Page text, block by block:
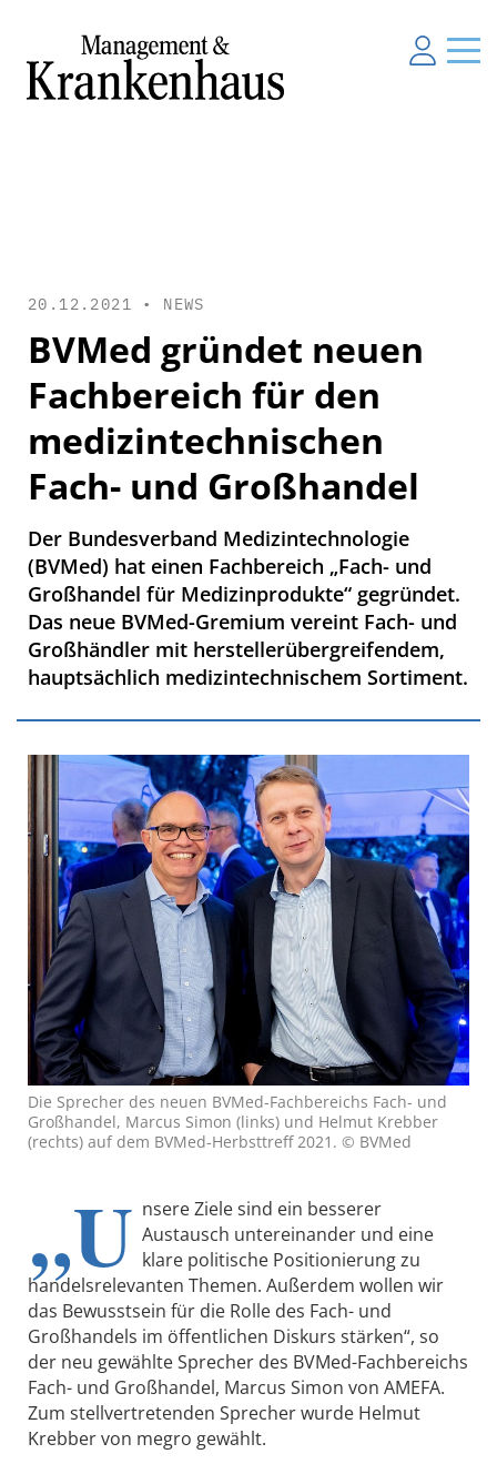
20.12.2021 • NEWS
BVMed gründet neuen
Fachbereich für den
medizintechnischen
Fach- und Großhandel
Der Bundesverband Medizintechnologie
(BVMed) hat einen Fachbereich „Fach- und
Großhandel für Medizinprodukte“ gegründet.
Das neue BVMed-Gremium vereint Fach- und
Großhändler mit herstellerübergreifendem,
hauptsächlich medizintechnischem Sortiment.
Die Sprecher des neuen BVMed-Fachbereichs Fach- und
Großhandel, Marcus Simon (links) und Helmut Krebber
(rechts) auf dem BVMed-Herbsttreff 2021. © BVMed
„U nsere Ziele sind ein besserer
Austausch untereinander und eine
klare politische Positionierung zu
handelsrelevanten Themen. Außerdem wollen wir
das Bewusstsein für die Rolle des Fach- und
Großhandels im öffentlichen Diskurs stärken“, so
der neu gewählte Sprecher des BVMed-Fachbereichs
Fach- und Großhandel, Marcus Simon von AMEFA.
Zum stellvertretenden Sprecher wurde Helmut
Krebber von megro gewählt.